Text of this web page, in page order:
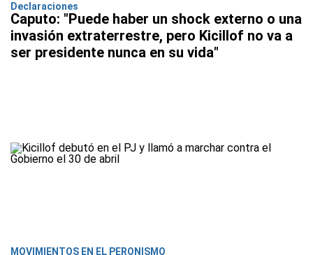
Declaraciones
Caputo: "Puede haber un shock externo o una
invasión extraterrestre, pero Kicillof no va a
ser presidente nunca en su vida"
MOVIMIENTOS EN EL PERONISMO